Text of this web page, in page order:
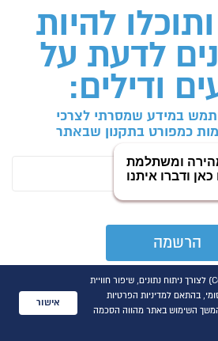
להיות
לדעת על
ודילים:
במידע שמסרתי לצרכי
כמפורט בתקנון שבאתר
אתר זה משתמש בעוגיות (Cookies) לצורך ניתוח נתונים, שיפור חוויית
בהתאם למדיניות הפרטיות
השימוש באתר מהווה הסכמה
אישור